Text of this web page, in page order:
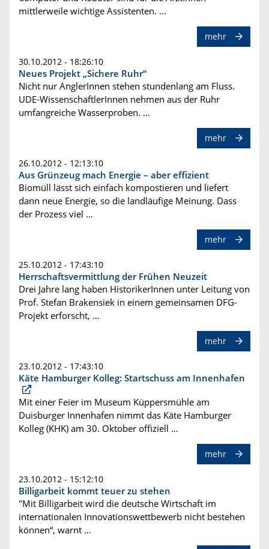
mittlerweile wichtige Assistenten. …
mehr
30.10.2012 - 18:26:10
Neues Projekt „Sichere Ruhr“
Nicht nur AnglerInnen stehen stundenlang am Fluss.
UDE-WissenschaftlerInnen nehmen aus der Ruhr
umfangreiche Wasserproben. …
mehr
26.10.2012 - 12:13:10
Aus Grünzeug mach Energie – aber effizient
Biomüll lässt sich einfach kompostieren und liefert
dann neue Energie, so die landläufige Meinung. Dass
der Prozess viel …
mehr
25.10.2012 - 17:43:10
Herrschaftsvermittlung der Frühen Neuzeit
Drei Jahre lang haben HistorikerInnen unter Leitung von
Prof. Stefan Brakensiek in einem gemeinsamen DFG-
Projekt erforscht, …
mehr
23.10.2012 - 17:43:10
Käte Hamburger Kolleg: Startschuss am Innenhafen
Mit einer Feier im Museum Küppersmühle am
Duisburger Innenhafen nimmt das Käte Hamburger
Kolleg (KHK) am 30. Oktober offiziell …
mehr
23.10.2012 - 15:12:10
Billigarbeit kommt teuer zu stehen
"Mit Billigarbeit wird die deutsche Wirtschaft im
internationalen Innovationswettbewerb nicht bestehen
können“, warnt …